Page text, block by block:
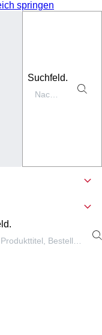
springen
Suchfeld.